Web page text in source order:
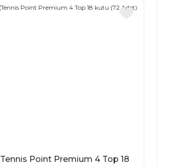
Tennis Point Premium 4 Top 18